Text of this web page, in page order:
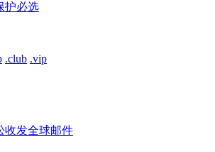
护必选
.club .vip
收发全球邮件